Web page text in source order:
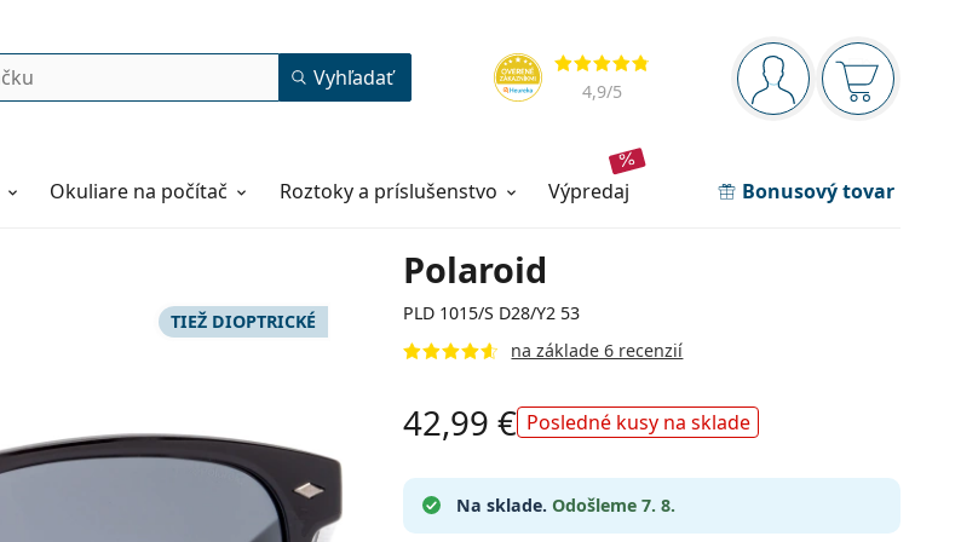
Navigačný panel
ste prihláseníNákupný
Hodnotenia
4,9/5
Vyhľadať
Okuliare na počítač Roztoky a príslušenstvo výpredaj Bonusový tovar
Polaroid
PLD 1015/S D28/Y2 53
na základe 6 recenzií
TIEŽ DIOPTRICKÉ
42,99 € Posledné kusy na sklade
Na sklade. Odošleme 7. 8.